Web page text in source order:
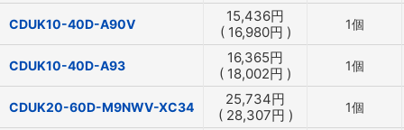
CDUK10-40D-A90V 15,436円
( 16,980円 ) 1個
CDUK10-40D-A93 16,365円
( 18,002円 ) 1個
CDUK20-60D-M9NWV-XC34 25,734円
( 28,307円 ) 1個